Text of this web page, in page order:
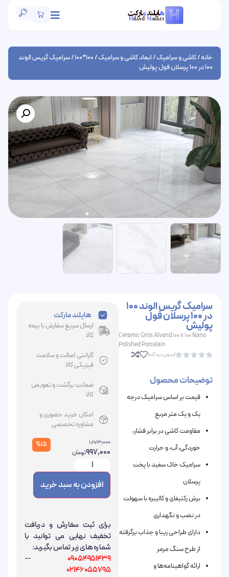
خانه/کاشی و سرامیک/ابعاد کاشی و سرامیک/
100*100
/ سرامیک گریس الوند
100 در 100 پرسلان فول پولیش
سرامیک گریس الوند 100
در 100 پرسلان فول
پولیش
Ceramic Griss Alvand 100 x 100 Nano
Polished Porcelain



 (بدون دیدگاه)
توضیحات محصول
قیمت بر اساس سرامیک درجه
یک و یک متر مربع
مقاومت کاشی در برابر فشار،
خوردگی، آب، و حرارت
سرامیک خاک سفید با پخت
پرسلان
برش رکتیفای و کالیبره با سهولت
در نصب و نگهداری
دارای طراحی زیبا و جذاب برگرفته
از طرح سنگ مرمر
ارائه گواهینامه‌ها و
هایلند مارکت
ارسال سریع سفارش با بیمه
کالا
گارانتی اصالت و سلامت
فیزیکی کالا
ضمانت برگشت و تعویض
کالا
امکان خرید حضوری و
مشاوره تخصصی
1,173,000
997,000تومان
%15
افزودن به سبد خرید
برای ثبت سفارش و دریافت
تخفیف نهایی می توانید با
شماره های زیر تماس بگیرید:
09054951439
--
02146055795